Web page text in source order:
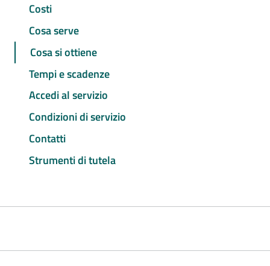
Costi
Cosa serve
Cosa si ottiene
Tempi e scadenze
Accedi al servizio
Condizioni di servizio
Contatti
Strumenti di tutela